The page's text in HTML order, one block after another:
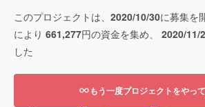
このプロジェクトは、 2020/10/30に募集を
により 661,277円の資金を集め、 2020/11/
した
もう一度プロジェクトをやっ